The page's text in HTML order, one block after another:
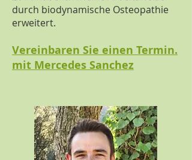
durch biodynamische Osteopathie
erweitert.
Vereinbaren Sie einen Termin.
mit Mercedes Sanchez